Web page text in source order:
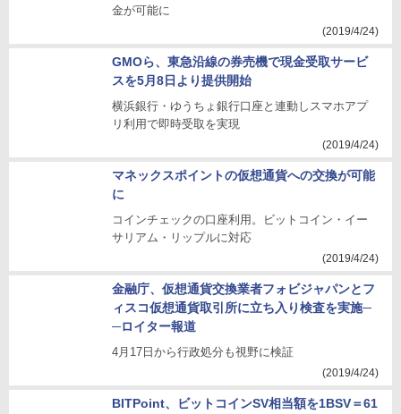
金が可能に
(2019/4/24)
GMOら、東急沿線の券売機で現金受取サービ
スを5月8日より提供開始
横浜銀行・ゆうちょ銀行口座と連動しスマホアプ
リ利用で即時受取を実現
(2019/4/24)
マネックスポイントの仮想通貨への交換が可能
に
コインチェックの口座利用。ビットコイン・イー
サリアム・リップルに対応
(2019/4/24)
金融庁、仮想通貨交換業者フォビジャパンとフ
ィスコ仮想通貨取引所に立ち入り検査を実施─
─ロイター報道
4月17日から行政処分も視野に検証
(2019/4/24)
BITPoint、ビットコインSV相当額を1BSV＝61